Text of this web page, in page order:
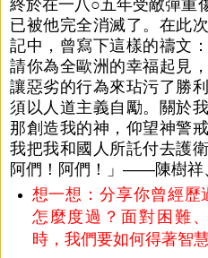
終於在一八○五年受敵彈重
已被他完全消滅了。在此
記中，曾寫下這樣的禱文
請你為全歐洲的幸福起見
讓惡劣的行為來玷污了勝
須以人道主義自勵。關於
那創造我的神，仰望神警
我把我和國人所託付去護
阿們！阿們！」——陳樹祥
想一想：分享你曾經歷
怎麼度過？面對困難
時，我們要如何得著智